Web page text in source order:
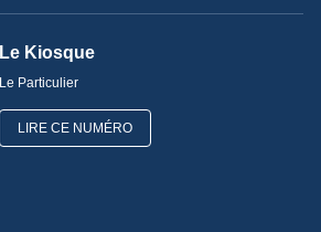
Le Kiosque
Le Particulier
LIRE CE NUMÉRO